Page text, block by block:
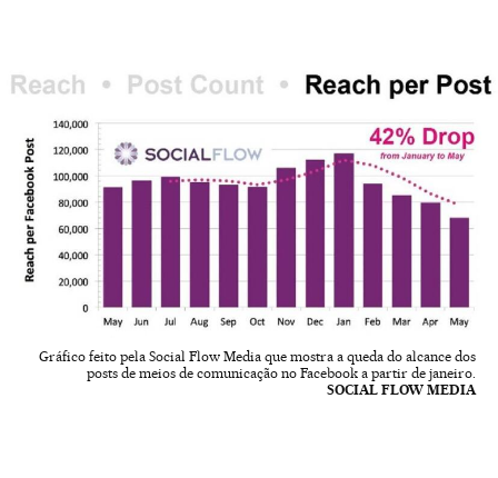
Gráfico feito pela Social Flow Media que mostra a queda do alcance dos
posts de meios de comunicação no Facebook a partir de janeiro.
SOCIAL FLOW MEDIA